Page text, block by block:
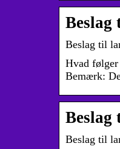
Beslag til
Hvad
Bemærk:
Beslag til